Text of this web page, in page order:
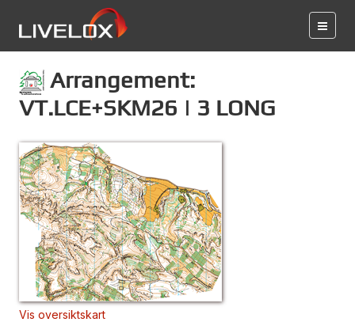
Arrangement:
VT.LCE+SKM26 | 3 LONG
Vis oversiktskart